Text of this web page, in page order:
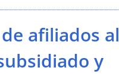
afiliados al
y